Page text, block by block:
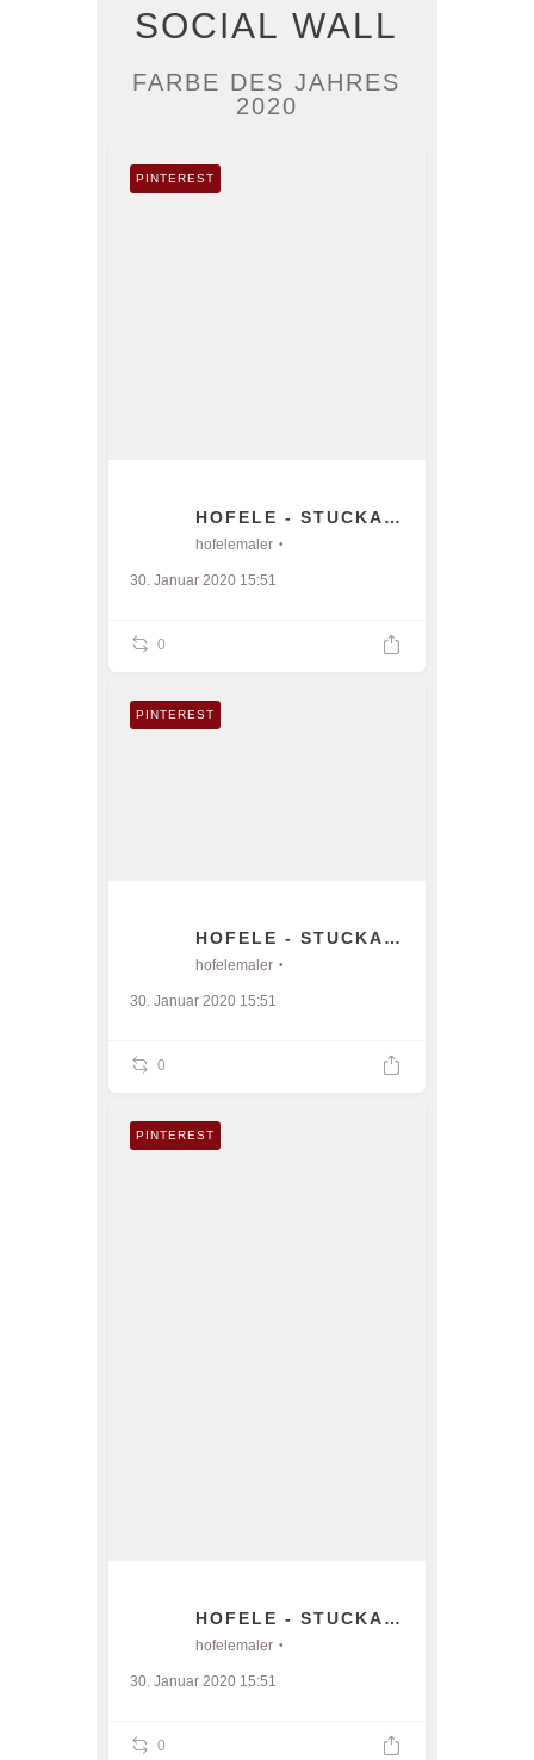
SOCIAL WALL
FARBE DES JAHRES
2020
HOFELE - STUCKATEUR UND
hofelemaler
30. Januar 2020 15:51
PINTEREST
0
HOFELE - STUCKATEUR UND
hofelemaler
30. Januar 2020 15:51
PINTEREST
0
HOFELE - STUCKATEUR UND
hofelemaler
30. Januar 2020 15:51
PINTEREST
0